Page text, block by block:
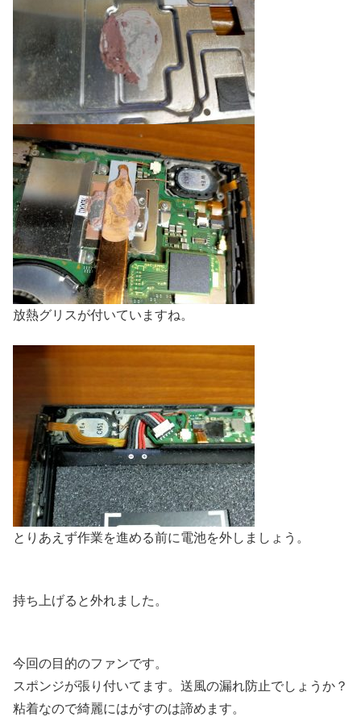
放熱グリスが付いていますね。
とりあえず作業を進める前に電池を外しましょう。
持ち上げると外れました。
今回の目的のファンです。
スポンジが張り付いてます。送風の漏れ防止でしょうか？
粘着なので綺麗にはがすのは諦めます。